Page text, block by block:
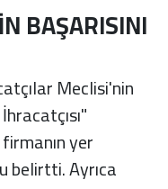
BAŞARISINI
Meclisi'nin
yer
belirtti. Ayrıca